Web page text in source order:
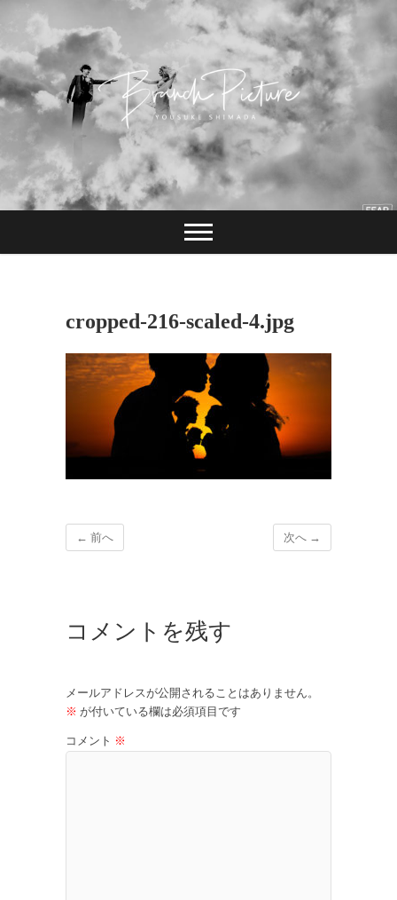
content
ブランチピクチャ
ー 嶋田陽介
長崎 カメラマン
cropped-216-scaled-4.jpg
← 前へ 次へ →
コメントを残す
メールアドレスが公開されることはありません。
※ が付いている欄は必須項目です
コメント ※